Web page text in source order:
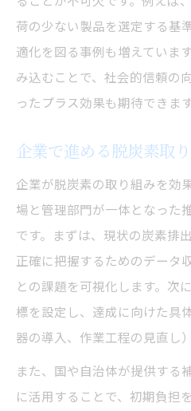
荷の少ない製品を選定する基
適化を図る事例も増えていま
み込むことで、社会的信頼の
ったプラス効果も期待できます
企業で進める脱炭素取
企業が脱炭素の取り組みを効
場と管理部門が一体となった
です。まずは、現状の炭素排
正確に把握するためのデータ
との課題を可視化します。次
標を設定し、達成に向けた具
器の導入、作業工程の見直し
また、国や自治体が提供する
に活用することで、初期負担